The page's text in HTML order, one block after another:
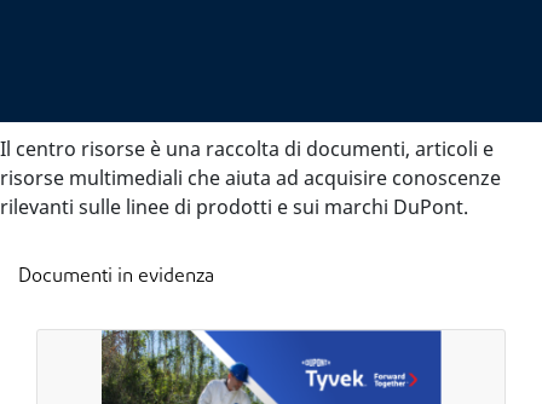
Il centro risorse è una raccolta di documenti, articoli e
risorse multimediali che aiuta ad acquisire conoscenze
rilevanti sulle linee di prodotti e sui marchi DuPont.
Documenti in evidenza